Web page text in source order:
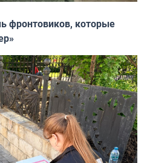
фронтовиков, которые